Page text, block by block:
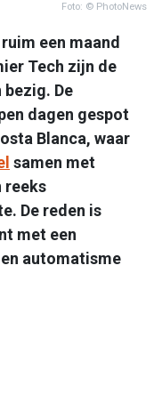
Foto: © PhotoNews
een maand
Tech zijn de
De
dagen gespot
Blanca, waar
samen met
reeks
De reden is
met een
automatisme